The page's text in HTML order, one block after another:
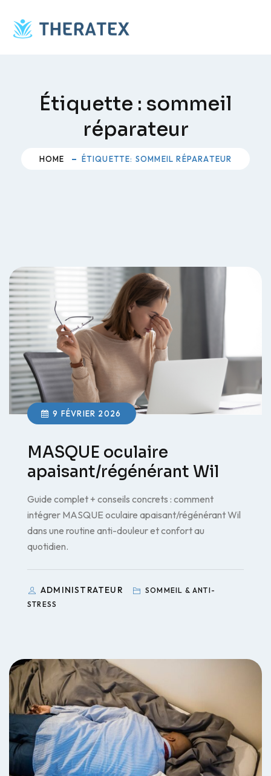
content
Étiquette : sommeil
réparateur
HOME ÉTIQUETTE: SOMMEIL RÉPARATEUR
9 FÉVRIER 2026
MASQUE oculaire
apaisant/régénérant Wil
Guide complet + conseils concrets : comment
intégrer MASQUE oculaire apaisant/régénérant Wil
dans une routine anti-douleur et confort au
quotidien.
ADMINISTRATEUR
SOMMEIL & ANTI-
STRESS